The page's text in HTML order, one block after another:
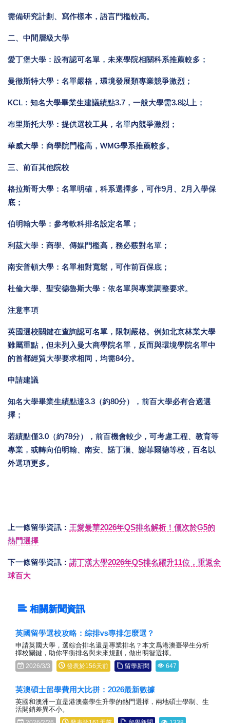
需備研究計劃、寫作樣本，語言門檻較高。
二、中間層級大學
愛丁堡大學：設有認可名單，未來學院相關科系推薦較多；
曼徹斯特大學：名單嚴格，環境發展類專業競爭激烈；
KCL：知名大學畢業生建議績點3.7，一般大學需3.8以上；
布里斯托大學：提供選校工具，名單內競爭激烈；
華威大學：商學院門檻高，WMG學系推薦較多。
三、前百其他院校
格拉斯哥大學：名單明確，科系選擇多，可作9月、2月入學保
底；
伯明翰大學：參考軟科排名設定名單；
利茲大學：商學、傳媒門檻高，務必覈對名單；
南安普頓大學：名單相對寬鬆，可作前百保底；
杜倫大學、聖安德魯斯大學：依名單與專業調整要求。
注意事項
英國選校關鍵在查詢認可名單，限制嚴格。例如北京林業大學
雖屬重點，但未列入曼大商學院名單，反而與環境學院名單中
的首都經貿大學要求相同，均需84分。
申請建議
知名大學畢業生績點達3.3（約80分），前百大學必有合適選
擇；
若績點僅3.0（約78分），前百機會較少，可考慮工程、教育等
專業，或轉向伯明翰、南安、諾丁漢、謝菲爾德等校，百名以
外選項更多。
上一條留學資訊： 王愛曼華2026年QS排名解析！僅次於G5的
熱門選擇
下一條留學資訊： 諾丁漢大學2026年QS排名躍升11位，重返全
球百大
相關新聞資訊
英國留學選校攻略：綜排vs專排怎麼選？
申請英國大學，選綜合排名還是專業排名？本文爲港澳臺學生分析
擇校關鍵，助你平衡排名與未來規劃，做出明智選擇。
2026/3/3 發表於156天前 留學新聞 647
英澳碩士留學費用大比拼：2026最新數據
英國和澳洲一直是港澳臺學生升學的熱門選擇，兩地碩士學制、生
活開銷差異不小。